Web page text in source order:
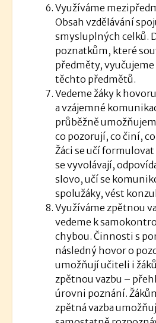
Využíváme
Obsah vzdělávání
smysluplných celků.
poznatkům, které
předměty, vyučujeme
těchto předmětů.
Vedeme žáky k
a vzájemné
průběžně
co pozorují, co činí,
Žáci se učí
se vyvolávají,
slovo, učí se
spolužáky, vést
Využíváme zpětnou
vedeme k
chybou. Činnosti s
následný hovor o
umožňují učiteli i
zpětnou vazbu –
úrovni poznání.
zpětná vazba